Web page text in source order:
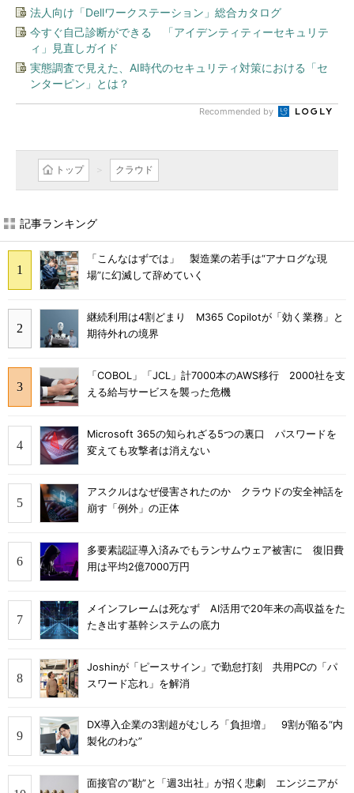
法人向け「Dellワークステーション」総合カタログ
今すぐ自己診断ができる 「アイデンティティーセキュリテ
ィ」見直しガイド
実態調査で見えた、AI時代のセキュリティ対策における「セ
ンターピン」とは？
Recommended by
トップ クラウド
記事ランキング
「こんなはずでは」 製造業の若手は“アナログな現
場”に幻滅して辞めていく
継続利用は4割どまり M365 Copilotが「効く業務」と
期待外れの境界
「COBOL」「JCL」計7000本のAWS移行 2000社を支
える給与サービスを襲った危機
Microsoft 365の知られざる5つの裏口 パスワードを
変えても攻撃者は消えない
アスクルはなぜ侵害されたのか クラウドの安全神話を
崩す「例外」の正体
多要素認証導入済みでもランサムウェア被害に 復旧費
用は平均2億7000万円
メインフレームは死なず AI活用で20年来の高収益をた
たき出す基幹システムの底力
Joshinが「ピースサイン」で勤怠打刻 共用PCの「パ
スワード忘れ」を解消
DX導入企業の3割超がむしろ「負担増」 9割が陥る“内
製化のわな”
面接官の“勘”と「週3出社」が招く悲劇 エンジニアが